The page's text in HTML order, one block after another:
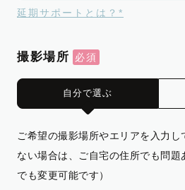
延期サポートとは？*
撮影場所
自分で選ぶ
ご希望の撮影場所やエリアを入力
ない場合は、ご自宅の住所でも問題
でも変更可能です）